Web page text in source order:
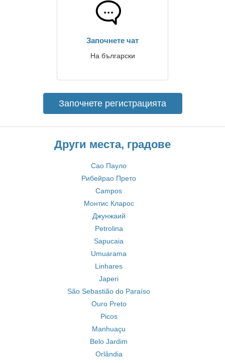
Започнете чат
На български
Започнете регистрацията
Други места, градове
Сао Пауло
Рибейрао Прето
Campos
Монтис Кларос
Джунжаий
Petrolina
Sapucaia
Umuarama
Linhares
Japeri
São Sebastião do Paraíso
Ouro Preto
Picos
Manhuaçu
Belo Jardim
Orlândia